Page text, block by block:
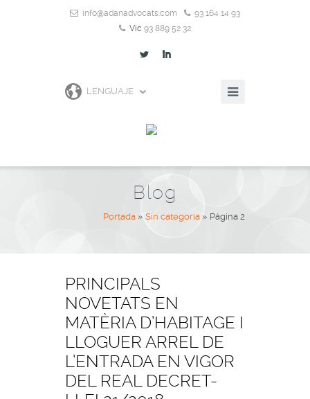
info@adanadvocats.com
93 164 14 93
Vic 93 889 52 32
L I
LENGUAJE
Blog
Portada » Sin categoría » Página 2
PRINCIPALS
NOVETATS EN
MATÈRIA D’HABITAGE I
LLOGUER ARREL DE
L’ENTRADA EN VIGOR
DEL REAL DECRET-